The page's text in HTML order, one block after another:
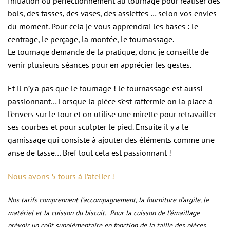
bols, des tasses, des vases, des assiettes … selon vos envies
du moment. Pour cela je vous apprendrai les bases : le
centrage, le perçage, la montée, le tournassage.
Le tournage demande de la pratique, donc je conseille de
venir plusieurs séances pour en apprécier les gestes.
Et il n’y a pas que le tournage ! le tournassage est aussi
passionnant… Lorsque la pièce s’est raffermie on la place à
l’envers sur le tour et on utilise une mirette pour retravailler
ses courbes et pour sculpter le pied. Ensuite il y a le
garnissage qui consiste à ajouter des éléments comme une
anse de tasse… Bref tout cela est passionnant !
Nous avons 5 tours à l’atelier !
Nos tarifs comprennent l’accompagnement, la fourniture d’argile, le
matériel et la cuisson du biscuit. Pour la cuisson de l’émaillage